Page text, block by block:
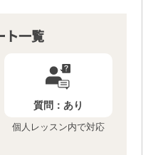
ト一覧
質問： あり
個人レッスン内で対応